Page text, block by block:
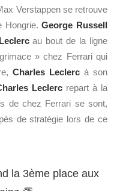
Verstappen se retrouve
Hongrie.George Russell
au bout de la ligne
» chez Ferrari qui
Charles Leclercà son
Leclercrepart à la
de chez Ferrari se sont,
de stratégie lors de ce
la 3ème place aux